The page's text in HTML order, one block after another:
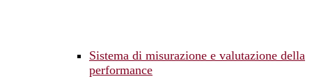
Sistema di misurazione e valutazione della
performance